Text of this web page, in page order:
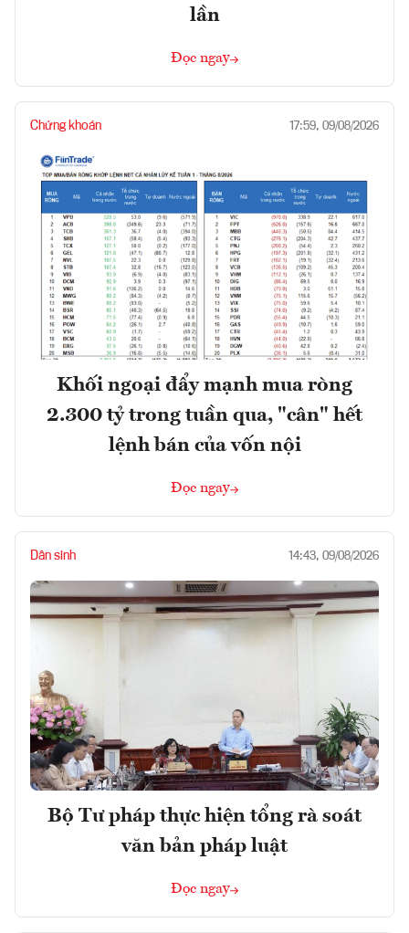
lần
Đọc ngay
Chứng khoán 17:59, 09/08/2026
Khối ngoại đẩy mạnh mua ròng
2.300 tỷ trong tuần qua, "cân" hết
lệnh bán của vốn nội
Đọc ngay
Dân sinh 14:43, 09/08/2026
Bộ Tư pháp thực hiện tổng rà soát
văn bản pháp luật
Đọc ngay